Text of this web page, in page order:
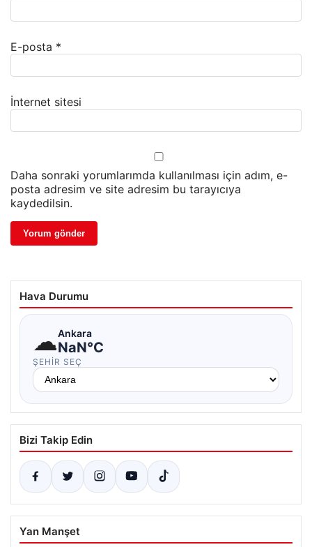
E-posta *
İnternet sitesi
Daha sonraki yorumlarımda kullanılması için adım, e-
posta adresim ve site adresim bu tarayıcıya
kaydedilsin.
Hava Durumu
☁Ankara
NaN°C
ŞEHIR SEÇ
Bizi Takip Edin
Yan Manşet